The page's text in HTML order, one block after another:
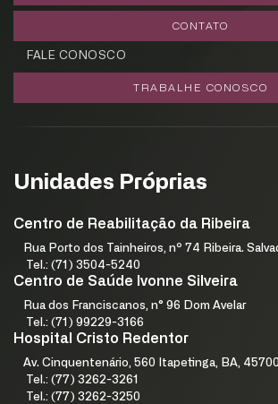
CONTATO
FALE CONOSCO
TRABALHE CONOSCO
Unidades Próprias
Centro de Reabilitação da Ribeira
Rua Porto dos Tainheiros, nº 74 Ribeira.
Tel.: (71) 3504-5240
Centro de Saúde Ivonne Silveira
Rua dos Franciscanos, n° 96 Dom Avelar
Tel.: (71) 99229-3166
Hospital Cristo Redentor
Av. Cinquentenário, 560 Itapetinga, BA,
Tel.: (77) 3262-3261
Tel.: (77) 3262-3250